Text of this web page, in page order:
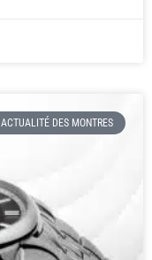
ACTUALITÉ DES MONTRES